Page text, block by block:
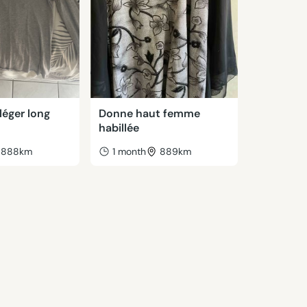
long
888km
Donne haut femme
habillée
1 month 889km